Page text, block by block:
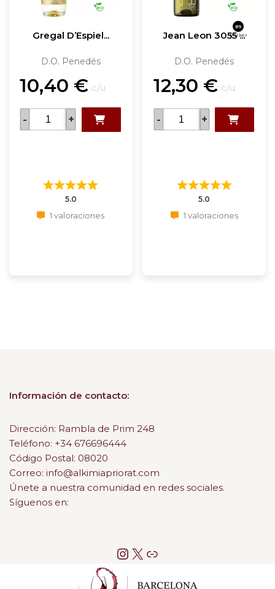
Gregal D’Espiel...
D.O. Penedés
10,40 € c/u
- +
5.0
1 valoraciones
Jean Leon 3055 ...
D.O. Penedés
89
Parker
12,30 € c/u
- +
5.0
1 valoraciones
Información de contacto:
Dirección: Rambla de Prim 248
Teléfono: +34 676696444
Código Postal: 08020
Correo: info@alkimiapriorat.com
Únete a nuestra comunidad en redes sociales.
Síguenos en: